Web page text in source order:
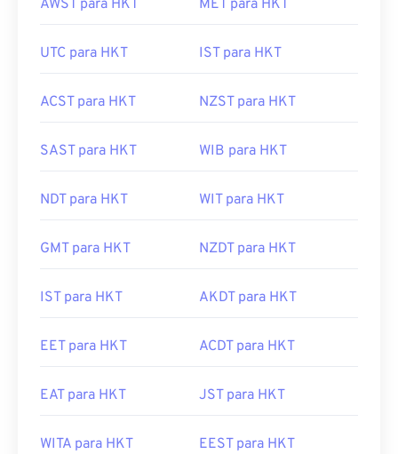
AWST para HKT MET para HKT
UTC para HKT IST para HKT
ACST para HKT NZST para HKT
SAST para HKT WIB para HKT
NDT para HKT WIT para HKT
GMT para HKT NZDT para HKT
IST para HKT AKDT para HKT
EET para HKT ACDT para HKT
EAT para HKT JST para HKT
WITA para HKT EEST para HKT